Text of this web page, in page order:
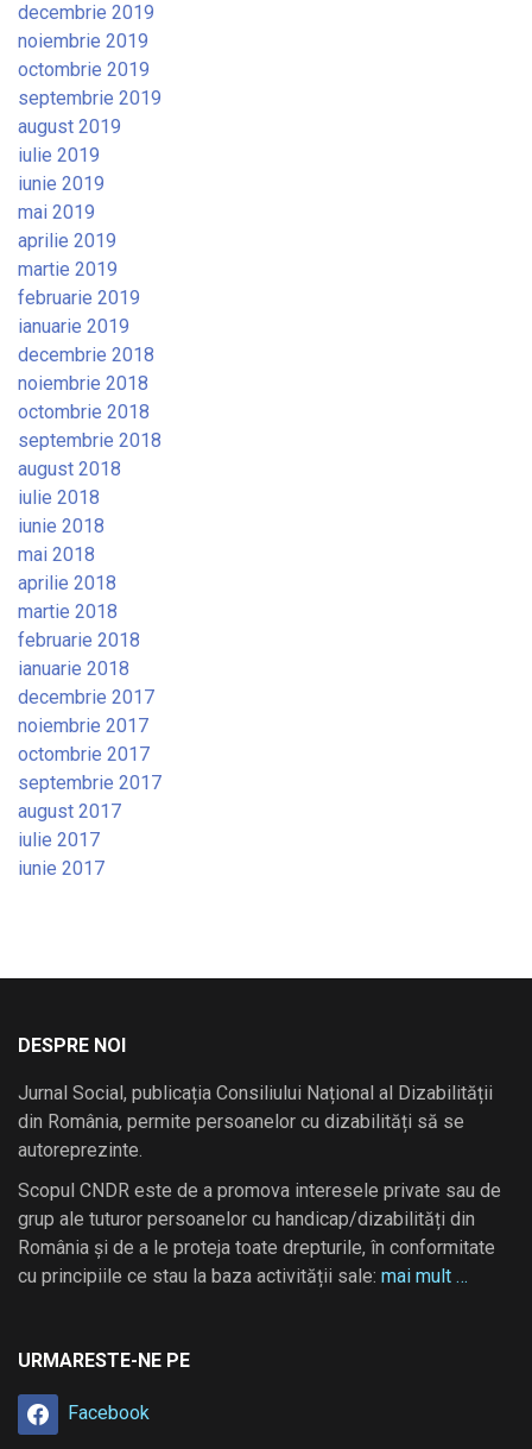
decembrie 2019
noiembrie 2019
octombrie 2019
septembrie 2019
august 2019
iulie 2019
iunie 2019
mai 2019
aprilie 2019
martie 2019
februarie 2019
ianuarie 2019
decembrie 2018
noiembrie 2018
octombrie 2018
septembrie 2018
august 2018
iulie 2018
iunie 2018
mai 2018
aprilie 2018
martie 2018
februarie 2018
ianuarie 2018
decembrie 2017
noiembrie 2017
octombrie 2017
septembrie 2017
august 2017
iulie 2017
iunie 2017
DESPRE NOI
Jurnal Social, publicația Consiliului Național al Dizabilității
din România, permite persoanelor cu dizabilități să se
autoreprezinte.
Scopul CNDR este de a promova interesele private sau de
grup ale tuturor persoanelor cu handicap/dizabilități din
România și de a le proteja toate drepturile, în conformitate
cu principiile ce stau la baza activității sale: mai mult …
URMARESTE-NE PE
Facebook